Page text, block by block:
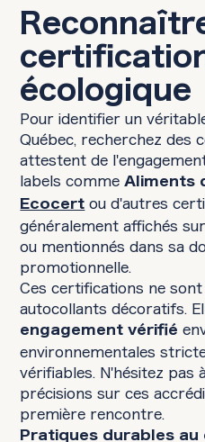
écologique
Pour identifier un
Québec, recherchez des
attestent de
labels commeAliments
Ecocertou d'autres
généralement affichés
ou mentionnés dans sa
promotionnelle.
Ces certifications ne
autocollants décoratifs.
engagement vérifié
environnementales
vérifiables. N'hésitez pas
précisions sur ces
première rencontre.
Pratiques durables